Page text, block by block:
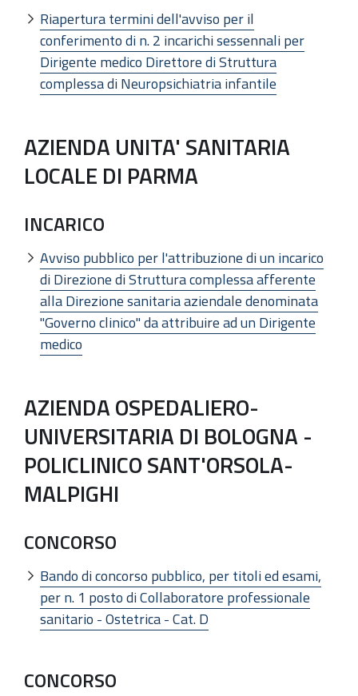
Riapertura termini dell'avviso per il
conferimento di n. 2 incarichi sessennali per
Dirigente medico Direttore di Struttura
complessa di Neuropsichiatria infantile
AZIENDA UNITA' SANITARIA
LOCALE DI PARMA
INCARICO
Avviso pubblico per l'attribuzione di un incarico
di Direzione di Struttura complessa afferente
alla Direzione sanitaria aziendale denominata
"Governo clinico" da attribuire ad un Dirigente
medico
AZIENDA OSPEDALIERO-
UNIVERSITARIA DI BOLOGNA -
POLICLINICO SANT'ORSOLA-
MALPIGHI
CONCORSO
Bando di concorso pubblico, per titoli ed esami,
per n. 1 posto di Collaboratore professionale
sanitario - Ostetrica - Cat. D
CONCORSO